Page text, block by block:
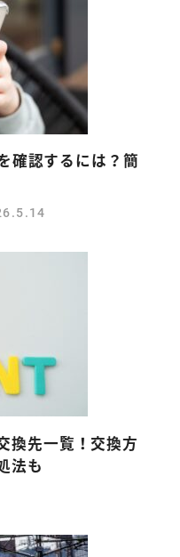
確認するには？簡
換先一覧！交換方
法も